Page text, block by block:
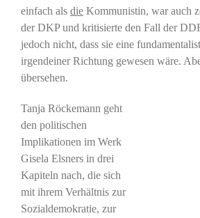
einfach als dieKommunistin, war auch
der DKP und kritisierte den Fall der
jedoch nicht, dass sie eine
irgendeiner Richtung gewesen wäre.
übersehen.
Tanja Röckemann geht
den politischen
Implikationen im Werk
Gisela Elsners in drei
Kapiteln nach, die sich
mit ihrem Verhältnis zur
Sozialdemokratie, zur